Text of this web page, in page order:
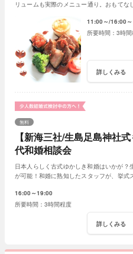
リュームも実際のメニュー通り。おもて
11:00～ 16:00～
3時
詳しくみる
【新海三社/生島足島神社
代和婚相談会
無料
日本人らしく古式ゆかしき和婚はいかが
が可能！和婚に熟知したスタッフが、挙
16:00～19:00
3時間程度
詳しくみる